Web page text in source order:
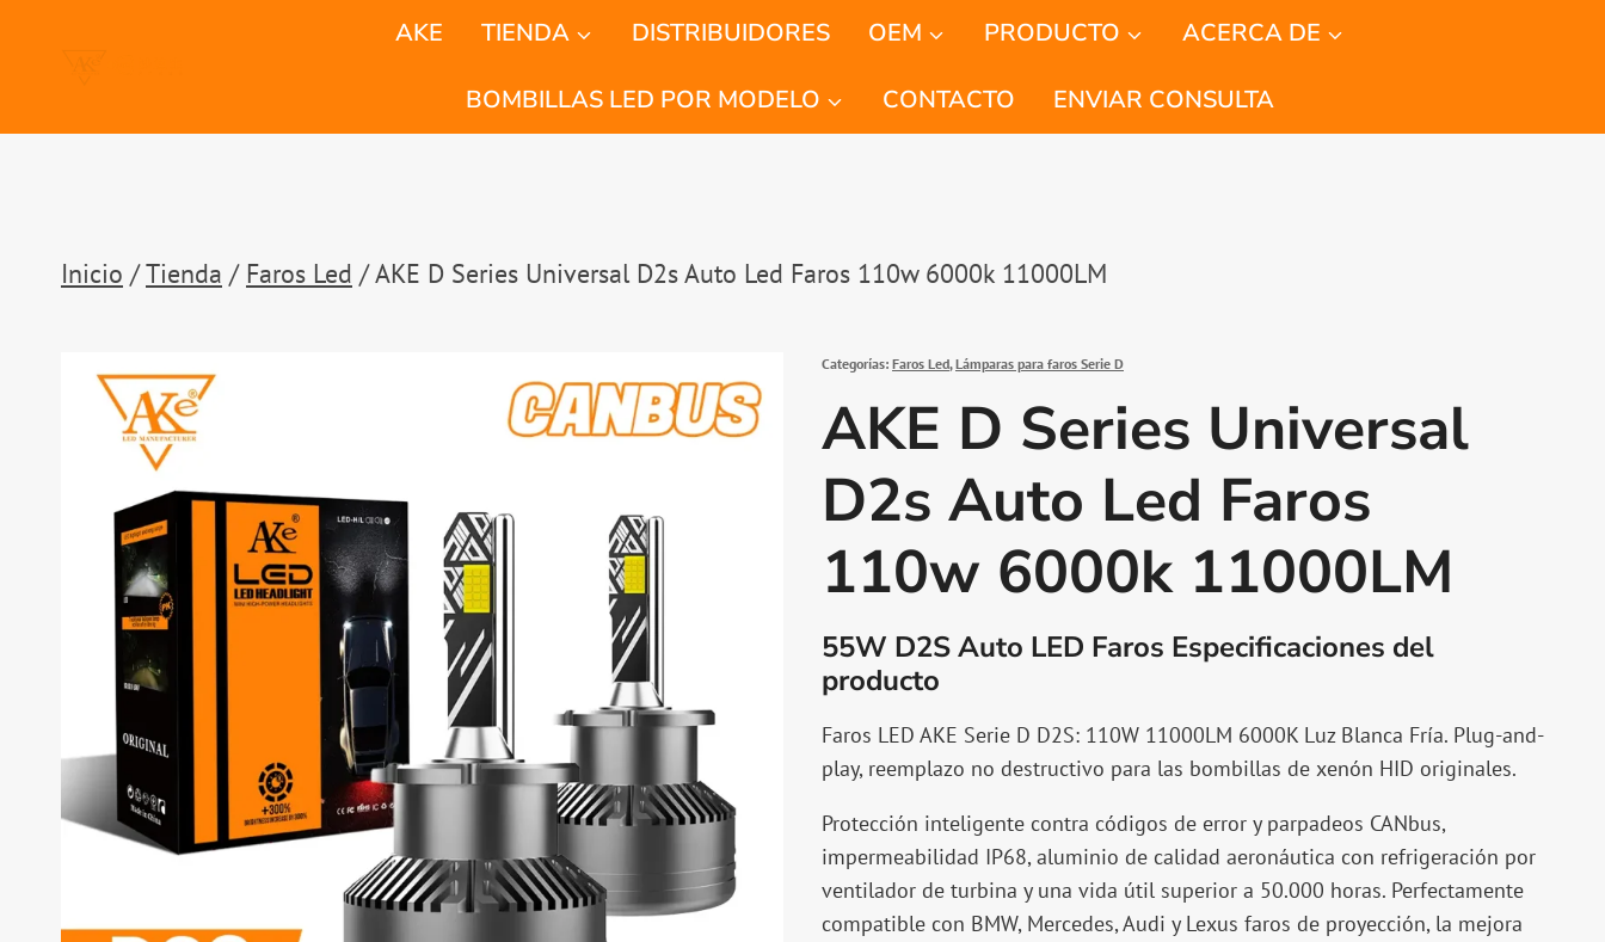
AKE TIENDA DISTRIBUIDORES OEM PRODUCTO ACERCA DE
BOMBILLAS LED POR MODELO CONTACTO ENVIAR CONSULTA
Inicio /Tienda / Faros Led /AKE D Series Universal D2s Auto Led Faros 110w 6000k 11000LM
Categorías: Faros Led,Lámparas para faros Serie D
AKE D Series Universal
D2s Auto Led Faros
110w 6000k 11000LM
55W D2S Auto LED Faros Especificaciones del
producto
Faros LED AKE Serie D D2S: 110W 11000LM 6000K Luz Blanca Fría. Plug-and-
play, reemplazo no destructivo para las bombillas de xenón HID originales.
Protección inteligente contra códigos de error y parpadeos CANbus,
impermeabilidad IP68, aluminio de calidad aeronáutica con refrigeración por
ventilador de turbina y una vida útil superior a 50.000 horas. Perfectamente
compatible con BMW, Mercedes, Audi y Lexus faros de proyección, la mejora